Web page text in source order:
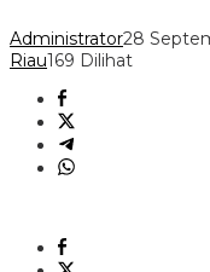
Administrator28
Riau169 Dilihat